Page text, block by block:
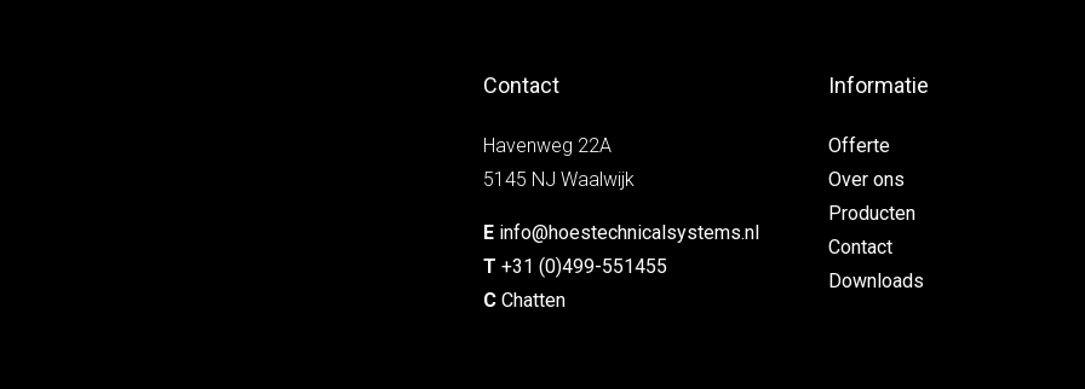
Contact
Havenweg 22A
5145 NJ Waalwijk
E info@hoestechnicalsystems.nl
T +31 (0)499-551455
C Chatten
Informatie
Offerte
Over ons
Producten
Contact
Downloads